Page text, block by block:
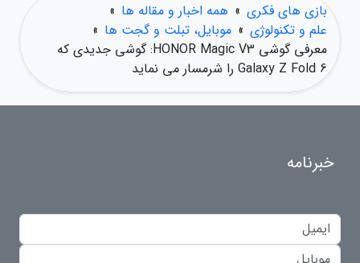
بازی های فکری » همه اخبار و مقاله ها »
علم و تکنولوژی » موبایل، تبلت و گجت ها »
معرفی گوشی HONOR Magic V3: گوشی جدیدی که
Galaxy Z Fold 6 را شرمسار می نماید
خبرنامه